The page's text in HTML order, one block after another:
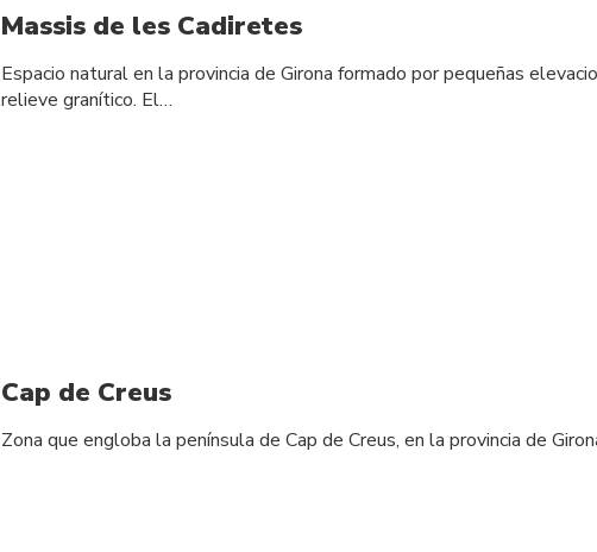
Massis de les Cadiretes
Espacio natural en la provincia de Girona formado por pequeñas
relieve granítico. El…
Cap de Creus
Zona que engloba la península de Cap de Creus, en la provincia de